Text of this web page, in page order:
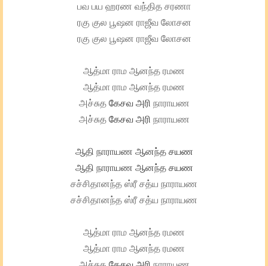
பவ பய ஹரண வந்தித சரணா
ரகு குல பூஷன ராஜீவ லோசன
ரகு குல பூஷன ராஜீவ லோசன
ஆத்மா ராம ஆனந்த ரமண
ஆத்மா ராம ஆனந்த ரமண
அச்சுத கேசவ அரி நாராயண
அச்சுத கேசவ அரி நாராயண
ஆதி நாராயண ஆனந்த சயண
ஆதி நாராயண ஆனந்த சயண
சச்சிதானந்த ஸ்ரீ சத்ய நாராயண
சச்சிதானந்த ஸ்ரீ சத்ய நாராயண
ஆத்மா ராம ஆனந்த ரமண
ஆத்மா ராம ஆனந்த ரமண